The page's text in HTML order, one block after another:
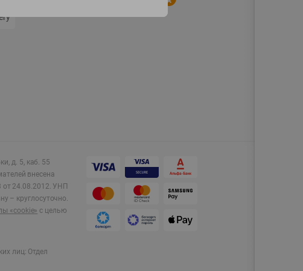
д. 5, каб. 55
внесена
от 24.08.2012. УНП
– круглосуточно.
«cookie» с целью
лиц: Отдел